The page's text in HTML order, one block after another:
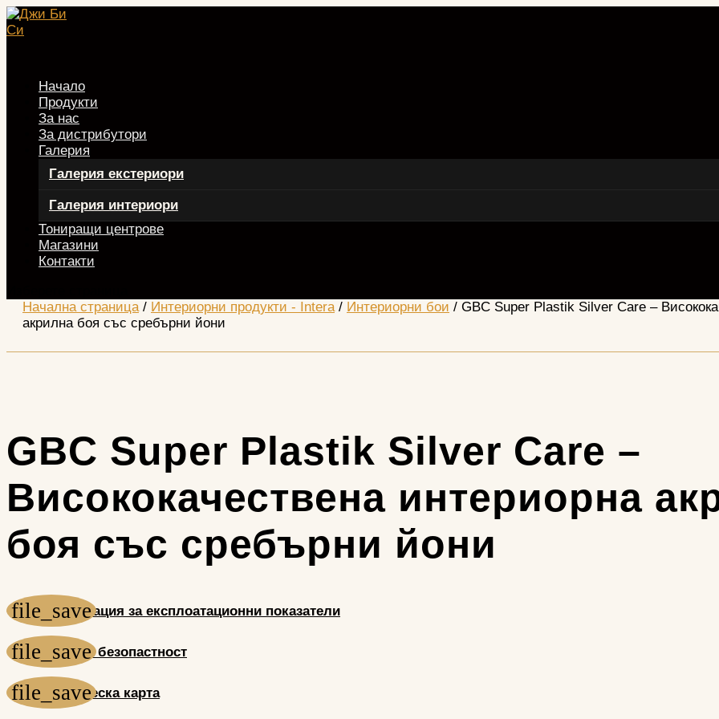
Начало
Продукти
За нас
За дистрибутори
Галерия
Галерия екстериори
Галерия интериори
Тониращи центрове
Магазини
Контакти
Начална страница/ Интериорни продукти - Intera/ Интериорни бои / GBC Super Plastik Silver Care –
акрилна боя със сребърни йони
GBC Super Plastik Silver Care –
Висококачествена интериорна
боя със сребърни йони
Декларация за експлоатационни показатели
Лист за безопастност
Техническа карта